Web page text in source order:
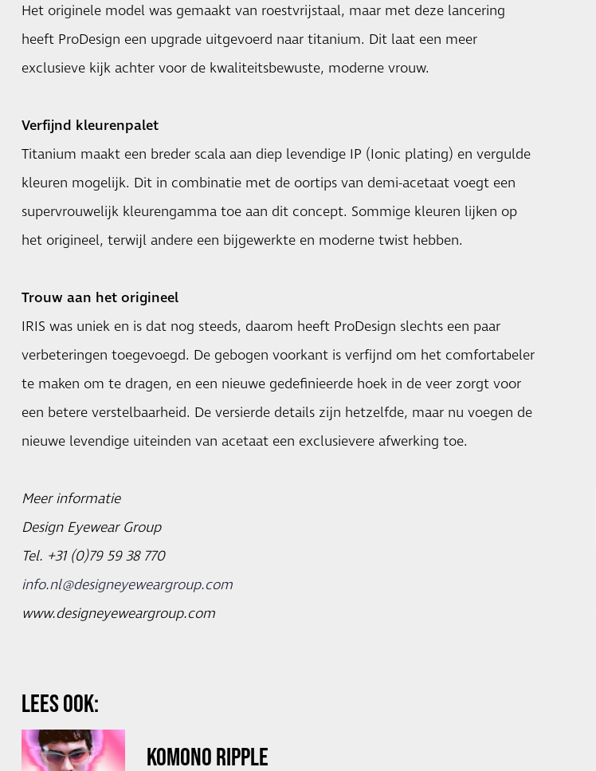
Het originele model was gemaakt van roestvrijstaal, maar met deze lancering
heeft ProDesign een upgrade uitgevoerd naar titanium. Dit laat een meer
exclusieve kijk achter voor de kwaliteitsbewuste, moderne vrouw.
Verfijnd kleurenpalet
Titanium maakt een breder scala aan diep levendige IP (Ionic plating) en vergulde
kleuren mogelijk. Dit in combinatie met de oortips van demi-acetaat voegt een
supervrouwelijk kleurengamma toe aan dit concept. Sommige kleuren lijken op
het origineel, terwijl andere een bijgewerkte en moderne twist hebben.
Trouw aan het origineel
IRIS was uniek en is dat nog steeds, daarom heeft ProDesign slechts een paar
verbeteringen toegevoegd. De gebogen voorkant is verfijnd om het comfortabeler
te maken om te dragen, en een nieuwe gedefinieerde hoek in de veer zorgt voor
een betere verstelbaarheid. De versierde details zijn hetzelfde, maar nu voegen de
nieuwe levendige uiteinden van acetaat een exclusievere afwerking toe.
Meer informatie
Design Eyewear Group
Tel. +31 (0)79 59 38 770
info.nl@designeyeweargroup.com
www.designeyeweargroup.com
LEES OOK:
KOMONO RIPPLE